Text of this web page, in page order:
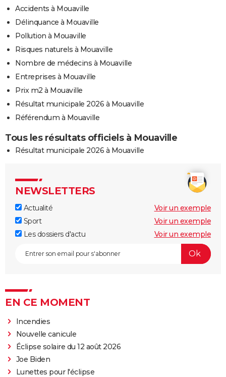
Accidents à Mouaville
Délinquance à Mouaville
Pollution à Mouaville
Risques naturels à Mouaville
Nombre de médecins à Mouaville
Entreprises à Mouaville
Prix m2 à Mouaville
Résultat municipale 2026 à Mouaville
Référendum à Mouaville
Tous les résultats officiels à Mouaville
Résultat municipale 2026 à Mouaville
NEWSLETTERS
Actualité
Voir un exemple
Sport
Voir un exemple
Les dossiers d'actu
Voir un exemple
EN CE MOMENT
Incendies
Nouvelle canicule
Éclipse solaire du 12 août 2026
Joe Biden
Lunettes pour l'éclipse